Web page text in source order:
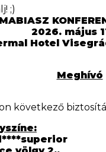
;)
MABIASZ
2026. május
Hotel
Meghívó
következő